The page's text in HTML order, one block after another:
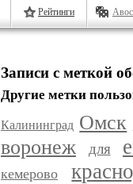
Рейтинги
Записи с меткой
Другие метки
Калининград Омск
воронеж для
кемерово